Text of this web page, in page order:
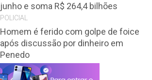
junho e soma R$ 264,4 bilhões
POLICIAL
Homem é ferido com golpe de foice
após discussão por dinheiro em
Penedo